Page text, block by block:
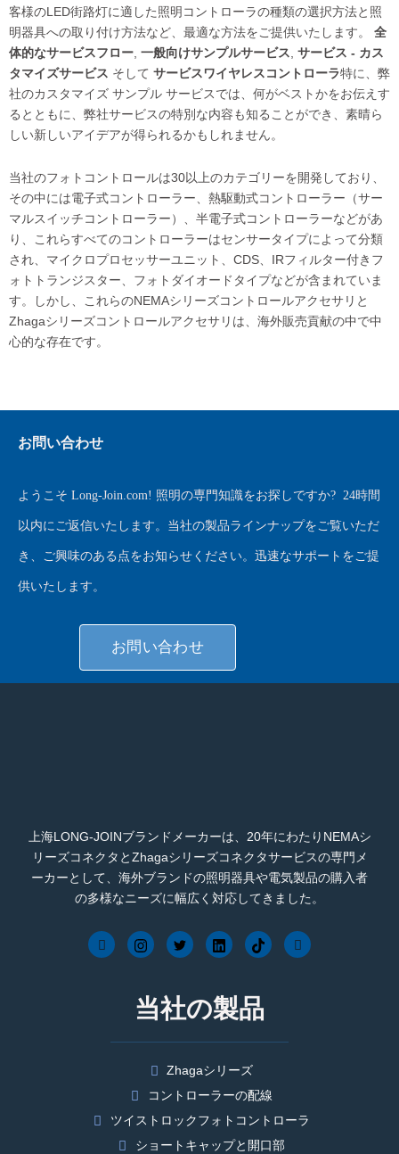
客様のLED街路灯に適した照明コントローラの種類の選択方法と照
明器具への取り付け方法など、最適な方法をご提供いたします。 全
体的なサービスフロー, 一般向けサンプルサービス, サービス - カス
タマイズサービス そして サービスワイヤレスコントローラ特に、弊
社のカスタマイズ サンプル サービスでは、何がベストかをお伝えす
るとともに、弊社サービスの特別な内容も知ることができ、素晴ら
しい新しいアイデアが得られるかもしれません。
当社のフォトコントロールは30以上のカテゴリーを開発しており、
その中には電子式コントローラー、熱駆動式コントローラー（サー
マルスイッチコントローラー）、半電子式コントローラーなどがあ
り、これらすべてのコントローラーはセンサータイプによって分類
され、マイクロプロセッサーユニット、CDS、IRフィルター付きフ
ォトトランジスター、フォトダイオードタイプなどが含まれていま
す。しかし、これらのNEMAシリーズコントロールアクセサリと
Zhagaシリーズコントロールアクセサリは、海外販売貢献の中で中
心的な存在です。
お問い合わせ
ようこそ Long-Join.com! 照明の専門知識をお探しですか? 24時間
以内にご返信いたします。当社の製品ラインナップをご覧いただ
き、ご興味のある点をお知らせください。迅速なサポートをご提
供いたします。
お問い合わせ
上海LONG-JOINブランドメーカーは、20年にわたりNEMAシ
リーズコネクタとZhagaシリーズコネクタサービスの専門メ
ーカーとして、海外ブランドの照明器具や電気製品の購入者
の多様なニーズに幅広く対応してきました。
当社の製品
Zhagaシリーズ
コントローラーの配線
ツイストロックフォトコントローラ
ショートキャップと開口部